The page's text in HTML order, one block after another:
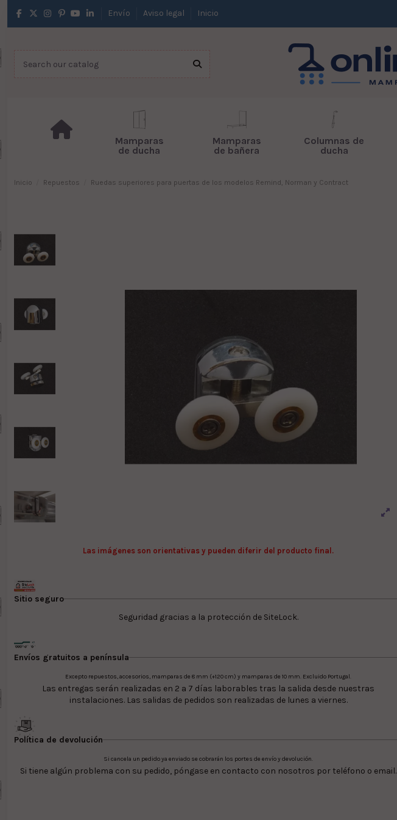
Envío Aviso legal Inicio
Mamparas
de ducha
Mamparas
de bañera
Columnas de
ducha
Inicio Repuestos Ruedas superiores para puertas de los modelos Remind, Norman y Contract
Las imágenes son orientativas y pueden diferir del producto final.
Sitio seguro
Seguridad gracias a la protección de SiteLock.
Envíos gratuitos a península
Excepto repuestos, accesorios, mamparas de 8 mm (+120 cm) y mamparas de 10 mm. Excluido Portugal.
Las entregas serán realizadas en 2 a 7 días laborables tras la salida desde nuestras
instalaciones. Las salidas de pedidos son realizadas de lunes a viernes.
Política de devolución
Si cancela un pedido ya enviado se cobrarán los portes de envío y devolución.
Si tiene algún problema con su pedido, póngase en contacto con nosotros por teléfono o email.